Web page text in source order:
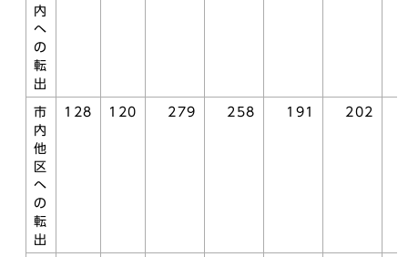
内
へ
の
転
出
市
内
他
区
へ
の
転
出
128 120 279 258 191 202